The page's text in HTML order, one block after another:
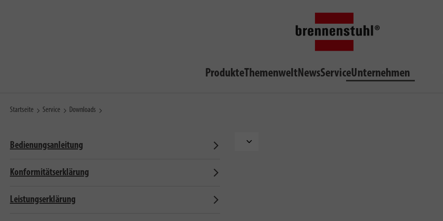
ProdukteThemenweltNewsServiceUnternehmen
Startseite Service Downloads
Bedienungsanleitung
Konformitätserklärung
Leistungserklärung